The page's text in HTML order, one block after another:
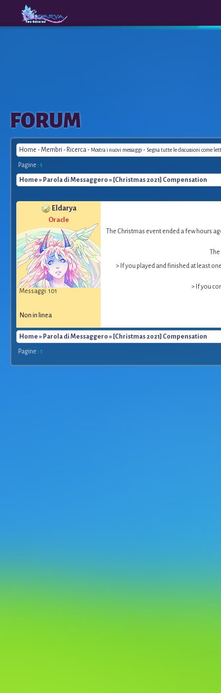
The
Origins
FORUM
Home - Membri - Ricerca - Mostra i nuovi messaggi - Segna tutte le discussioni come
Pagine : 1
Home » Parola di Messaggero » [Christmas 2021] Compensation
Eldarya
Oracle
Messaggi: 101
The Christmas event ended a few hours
> If you played and finished at least
> If you
Non in linea
Home » Parola di Messaggero » [Christmas 2021] Compensation
Pagine : 1